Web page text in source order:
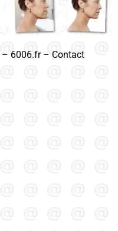
– 6006.fr– Contact